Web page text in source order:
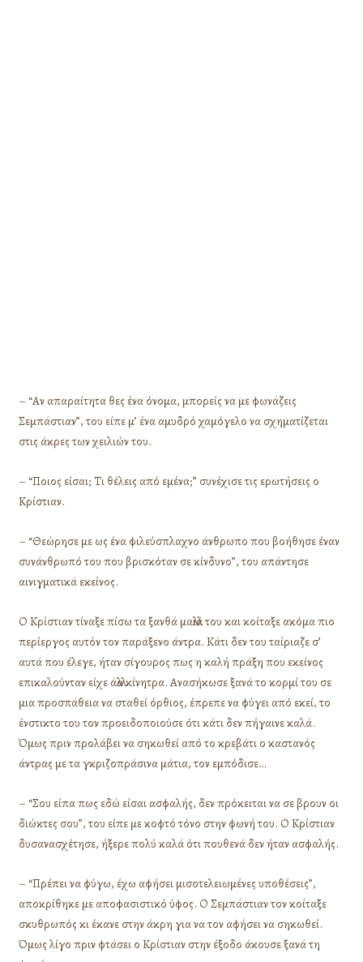
– “Αν απαραίτητα θες ένα όνομα, μπορείς να με φωνάζεις
Σεμπάστιαν”, του είπε μ’ ένα αμυδρό χαμόγελο να σχηματίζεται
στις άκρες των χειλιών του.
– “Ποιος είσαι; Τι θέλεις από εμένα;” συνέχισε τις ερωτήσεις ο
Κρίστιαν.
– “Θεώρησε με ως ένα φιλεύσπλαχνο άνθρωπο που βοήθησε έναν
συνάνθρωπό του που βρισκόταν σε κίνδυνο”, του απάντησε
αινιγματικά εκείνος.
Ο Κρίστιαν τίναξε πίσω τα ξανθά μαλλιά του και κοίταξε ακόμα πιο
περίεργος αυτόν τον παράξενο άντρα. Κάτι δεν του ταίριαζε σ’
αυτά που έλεγε, ήταν σίγουρος πως η καλή πράξη που εκείνος
επικαλούνταν είχε άλλα κίνητρα. Ανασήκωσε ξανά το κορμί του σε
μια προσπάθεια να σταθεί όρθιος, έπρεπε να φύγει από εκεί, το
ένστικτο του τον προειδοποιούσε ότι κάτι δεν πήγαινε καλά.
Όμως πριν προλάβει να σηκωθεί από το κρεβάτι ο καστανός
άντρας με τα γκριζοπράσινα μάτια, τον εμπόδισε…
– “Σου είπα πως εδώ είσαι ασφαλής, δεν πρόκειται να σε βρουν οι
διώκτες σου”, του είπε με κοφτό τόνο στην φωνή του. Ο Κρίστιαν
δυσανασχέτησε, ήξερε πολύ καλά ότι πουθενά δεν ήταν ασφαλής.
– “Πρέπει να φύγω, έχω αφήσει μισοτελειωμένες υποθέσεις”,
αποκρίθηκε με αποφασιστικό ύφος. Ο Σεμπάστιαν τον κοίταξε
σκυθρωπός κι έκανε στην άκρη για να τον αφήσει να σηκωθεί.
Όμως λίγο πριν φτάσει ο Κρίστιαν στην έξοδο άκουσε ξανά τη